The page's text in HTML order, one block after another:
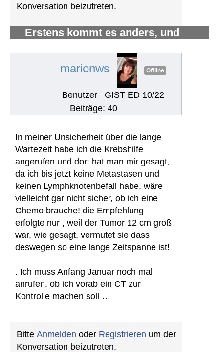
Konversation beizutreten.
Erstens kommt es anders, und
marionws Offline
Benutzer
GIST ED 10/22
Beiträge: 40
In meiner Unsicherheit über die lange
Wartezeit habe ich die Krebshilfe
angerufen und dort hat man mir gesagt,
da ich bis jetzt keine Metastasen und
keinen Lymphknotenbefall habe, wäre
vielleicht gar nicht sicher, ob ich eine
Chemo brauche! die Empfehlung
erfolgte nur , weil der Tumor 12 cm groß
war, wie gesagt, vermutet sie dass
deswegen so eine lange Zeitspanne ist!
. Ich muss Anfang Januar noch mal
anrufen, ob ich vorab ein CT zur
Kontrolle machen soll …
Bitte Anmelden oder Registrieren um der
Konversation beizutreten.